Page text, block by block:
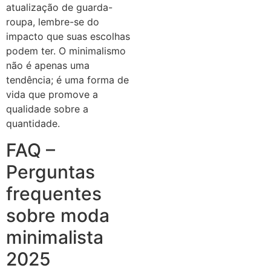
atualização de guarda-
roupa, lembre-se do
impacto que suas escolhas
podem ter. O minimalismo
não é apenas uma
tendência; é uma forma de
vida que promove a
qualidade sobre a
quantidade.
FAQ –
Perguntas
frequentes
sobre moda
minimalista
2025